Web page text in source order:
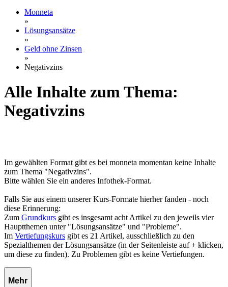
Monneta
»
Lösungsansätze
»
Geld ohne Zinsen
»
Negativzins
Alle Inhalte zum Thema:
Negativzins
Im gewählten Format gibt es bei monneta momentan keine Inhalte
zum Thema "Negativzins".
Bitte wählen Sie ein anderes Infothek-Format.
Falls Sie aus einem unserer Kurs-Formate hierher fanden - noch
diese Erinnerung:
Zum Grundkurs gibt es insgesamt acht Artikel zu den jeweils vier
Hauptthemen unter "Lösungsansätze" und "Probleme".
Im Vertiefungskurs gibt es 21 Artikel, ausschließlich zu den
Spezialthemen der Lösungsansätze (in der Seitenleiste auf + klicken,
um diese zu finden). Zu Problemen gibt es keine Vertiefungen.
Mehr